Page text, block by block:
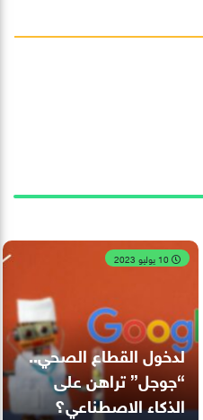
لدخول القطاع الصحي..
“جوجل” تراهن على
الذكاء الاصطناعي؟